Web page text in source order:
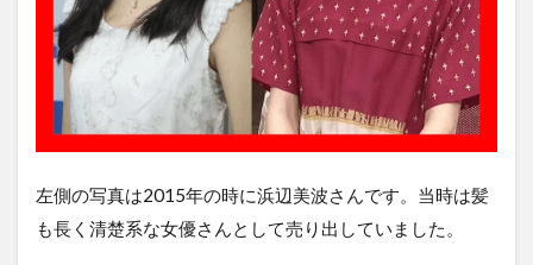
左側の写真は2015年の時に浜辺美波さんです。当時は髪
も長く清楚系な女優さんとして売り出していました。